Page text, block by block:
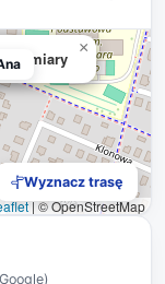
pomiary
×
|© OpenStreetMap
Wyznacz trasę